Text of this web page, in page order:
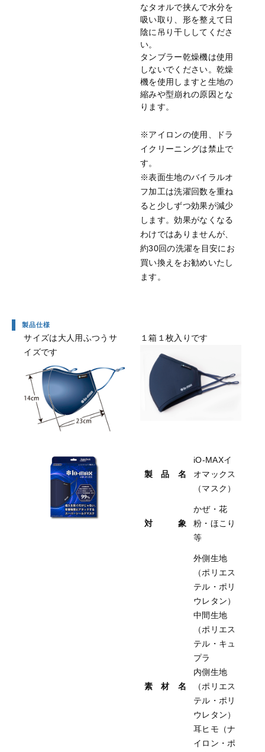
なタオルで挟んで水分を
吸い取り、形を整えて日
陰に吊り干ししてくださ
い。
タンブラー乾燥機は使用
しないでください。乾燥
機を使用しますと生地の
縮みや型崩れの原因とな
ります。
※アイロンの使用、ドラ
イクリーニングは禁止で
す。
※表面生地のバイラルオ
フ加工は洗濯回数を重ね
ると少しずつ効果が減少
します。効果がなくなる
わけではありませんが、
約30回の洗濯を目安にお
買い換えをお勧めいたし
ます。
製品仕様
サイズは大人用ふつうサ
イズです
１箱１枚入りです
製 品 名
iO-MAXイ
オマックス
（マスク）
対 象
かぜ・花
粉・ほこり
等
素 材 名
外側生地
（ポリエス
テル・ポリ
ウレタン）
中間生地
（ポリエス
テル・キュ
プラ
内側生地
（ポリエス
テル・ポリ
ウレタン）
耳ヒモ（ナ
イロン・ポ